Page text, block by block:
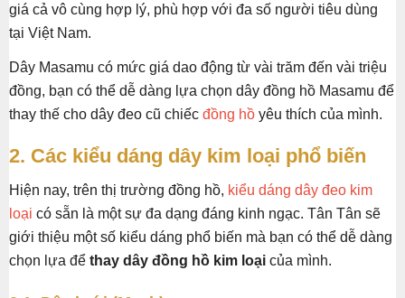
giá cả vô cùng hợp lý, phù hợp với đa số người tiêu dùng
tại Việt Nam.
Dây Masamu có mức giá dao động từ vài trăm đến vài triệu
đồng, bạn có thể dễ dàng lựa chọn dây đồng hồ Masamu để
thay thế cho dây đeo cũ chiếc đồng hồ yêu thích của mình.
2. Các kiểu dáng dây kim loại phổ biến
Hiện nay, trên thị trường đồng hồ, kiểu dáng dây đeo kim
loại có sẵn là một sự đa dạng đáng kinh ngạc. Tân Tân sẽ
giới thiệu một số kiểu dáng phổ biến mà bạn có thể dễ dàng
chọn lựa để thay dây đồng hồ kim loại của mình.